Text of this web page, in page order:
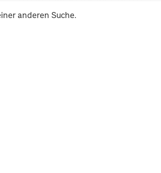
anderen Suche.